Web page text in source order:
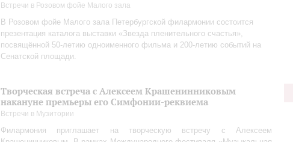
Встречи в Розовом фойе Малого зала
В Розовом фойе Малого зала Петербургской филармонии состоится
презентация каталога выставки «Звезда пленительного счастья»,
посвящённой 50-летию одноименного фильма и 200-летию событий на
Сенатской площади.
Творческая встреча с Алексеем Крашенинниковым
накануне премьеры его Симфонии-реквиема
Встречи в Музитории
Филармония приглашает на творческую встречу с Алексеем